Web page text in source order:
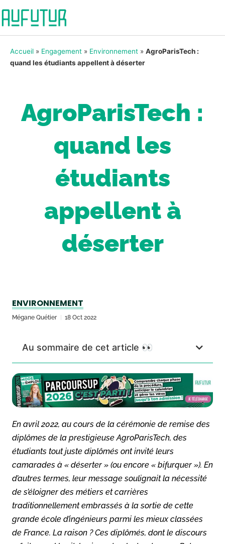
Accueil » Engagement » Environnement » AgroParisTech :
quand les étudiants appellent à déserter
AgroParisTech :
quand les
étudiants
appellent à
déserter
ENVIRONNEMENT
Mégane Quétier 18 Oct 2022
Au sommaire de cet article 👀
En avril 2022, au cours de la cérémonie de remise des
diplômes de la prestigieuse AgroParisTech, des
étudiants tout juste diplômés ont invité leurs
camarades à « déserter » (ou encore « bifurquer »). En
d’autres termes, leur message soulignait la nécessité
de s’éloigner des métiers et carrières
traditionnellement embrassés à la sortie de cette
grande école d’ingénieurs parmi les mieux classées
de France. La raison ? Ces diplômés, dont le discours